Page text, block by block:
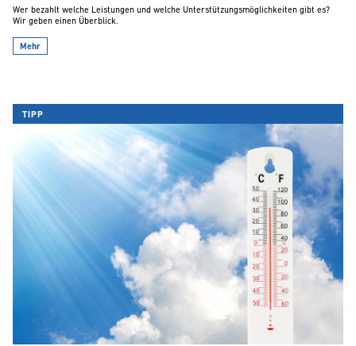
Wer bezahlt welche Leistungen und welche Unterstützungsmöglichkeiten gibt es?
Wir geben einen Überblick.
Mehr
TIPP